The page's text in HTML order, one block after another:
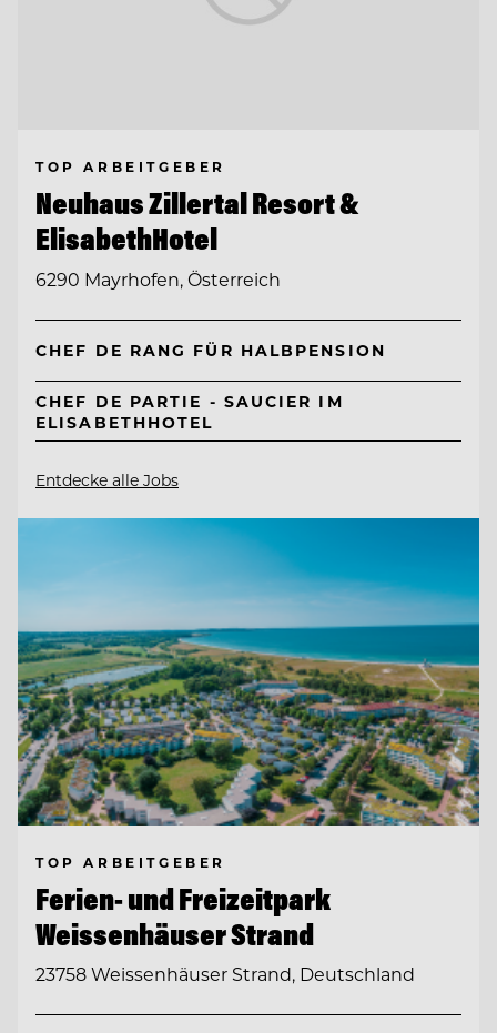
TOP ARBEITGEBER
Neuhaus Zillertal Resort &
ElisabethHotel
6290 Mayrhofen, Österreich
CHEF DE RANG FÜR HALBPENSION
CHEF DE PARTIE - SAUCIER IM
ELISABETHHOTEL
Entdecke alle Jobs
TOP ARBEITGEBER
Ferien- und Freizeitpark
Weissenhäuser Strand
23758 Weissenhäuser Strand, Deutschland